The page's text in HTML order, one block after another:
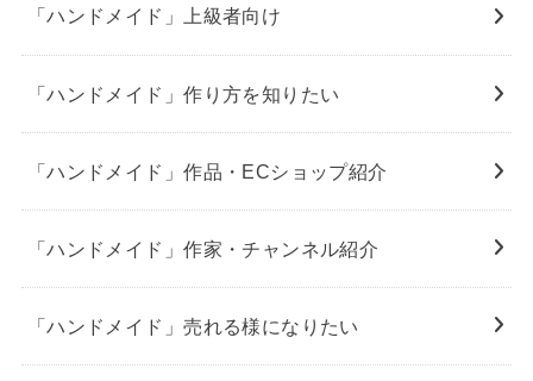
「ハンドメイド」上級者向け
「ハンドメイド」作り方を知りたい
「ハンドメイド」作品・ECショップ紹介
「ハンドメイド」作家・チャンネル紹介
「ハンドメイド」売れる様になりたい